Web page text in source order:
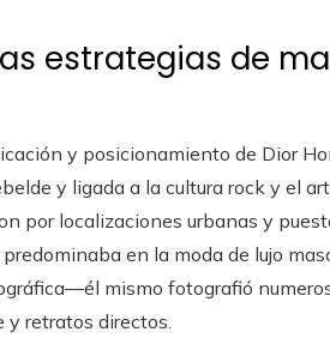
estrategias de
y posicionamiento de Dior
y ligada a la cultura rock y el
por localizaciones urbanas y
en la moda de lujo
mismo fotografió
retratos directos.